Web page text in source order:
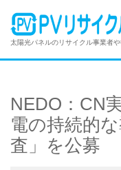
太陽光パネルのリサイクル事業者
NEDO：CN
電の持続的
査」を公募